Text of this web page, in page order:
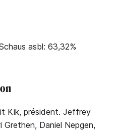
asbl: 63,32%
Kik, président. Jeffrey
Grethen, Daniel Nepgen,